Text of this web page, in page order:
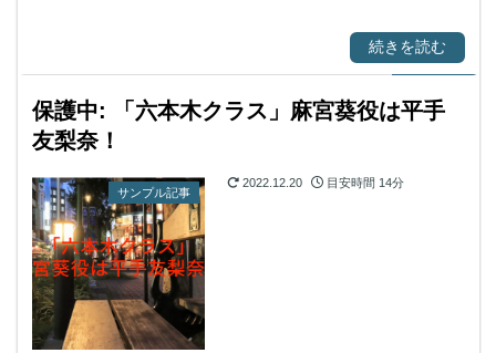
続きを読む
保護中: 「六本木クラス」麻宮葵役は平手
友梨奈！
サンプル記事
2022.12.20 目安時間 14分